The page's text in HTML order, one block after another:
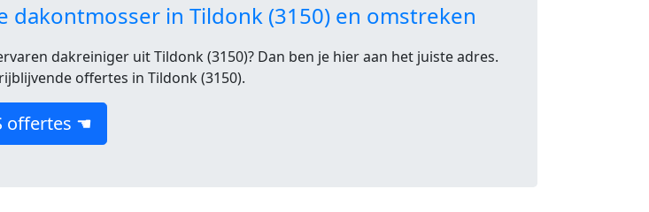
dakontmosser in Tildonk (3150) en omstreken
dakreiniger uit Tildonk (3150)? Dan ben je hier aan het juiste adres.
offertes in Tildonk (3150).
offertes ☚